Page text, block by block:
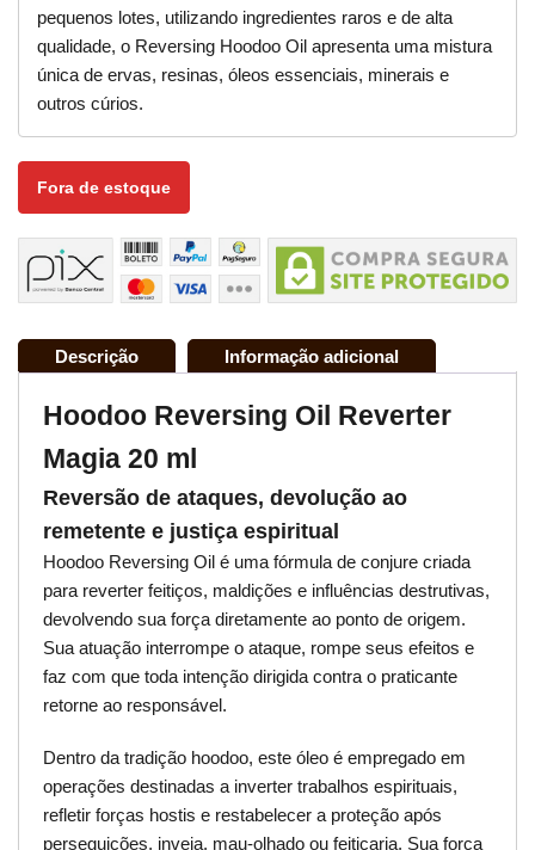
pequenos lotes, utilizando ingredientes raros e de alta
qualidade, o Reversing Hoodoo Oil apresenta uma mistura
única de ervas, resinas, óleos essenciais, minerais e
outros cúrios.
Fora de estoque
Descrição Informação adicional
Hoodoo Reversing Oil Reverter
Magia 20 ml
Reversão de ataques, devolução ao
remetente e justiça espiritual
Hoodoo Reversing Oil é uma fórmula de conjure criada
para reverter feitiços, maldições e influências destrutivas,
devolvendo sua força diretamente ao ponto de origem.
Sua atuação interrompe o ataque, rompe seus efeitos e
faz com que toda intenção dirigida contra o praticante
retorne ao responsável.
Dentro da tradição hoodoo, este óleo é empregado em
operações destinadas a inverter trabalhos espirituais,
refletir forças hostis e restabelecer a proteção após
perseguições, inveja, mau-olhado ou feitiçaria. Sua força